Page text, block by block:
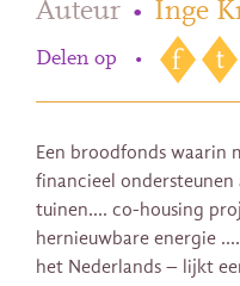
Auteur • Inge
Delen op •
Een broodfonds waarin
financieel
tuinen…. co-housing
hernieuwbare energie
het Nederlands – lijkt